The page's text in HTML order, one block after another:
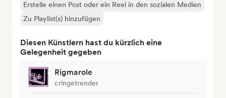
Erstelle einen Post oder ein Reel in den sozialen Medien
Zu Playlist(s) hinzufügen
Diesen Künstlern hast du kürzlich eine
Gelegenheit gegeben
Rigmarole
cringetrender